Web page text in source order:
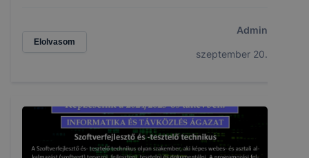
Elolvasom
Admin
szeptember 20.